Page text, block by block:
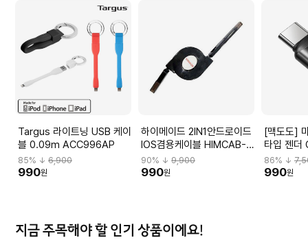
Targus 라이트닝 USB 케이
블 0.09m ACC996AP
85% ↓ 6,900
990원
하이메이드 2IN1안드로이드
IOS겸용케이블 HIMCAB-
H001
90% ↓9,900
990원
[맥도도]
타입 젠
86% ↓
990원
지금 주목해야 할 인기 상품이에요!